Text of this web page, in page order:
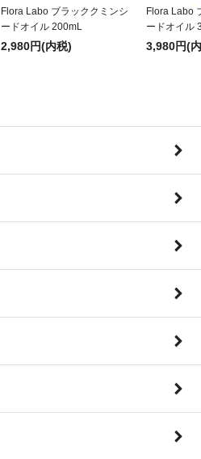
Flora Labo ブラッククミンシ
ードオイル 200mL
2,980円(内税)
Flora Labo
ードオイル
3,980円(